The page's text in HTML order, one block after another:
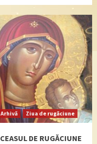
Arhivă Ziua de rugăciune
CEASUL DE RUGĂCIUNE